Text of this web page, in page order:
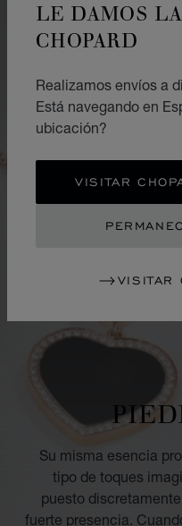
LE DAMOS
CHOPARD
Realizamos envíos a
Está navegando en
ubicación?
VISITAR
VISITAR
Su misma esencia
tipo de toques
puesto
fuerte presencia.